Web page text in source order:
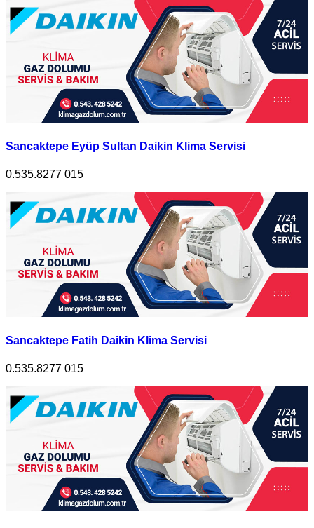
Sancaktepe Eyüp Sultan Daikin Klima Servisi
0.535.8277 015
Sancaktepe Fatih Daikin Klima Servisi
0.535.8277 015